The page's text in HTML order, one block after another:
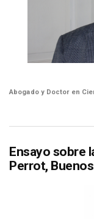
Abogado y Doctor en
Ensayo sobre
Perrot,